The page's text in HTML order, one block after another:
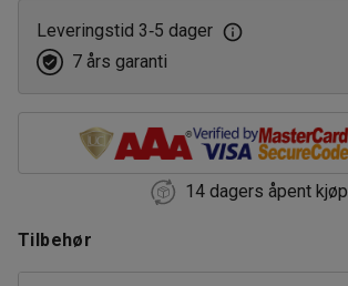
Leveringstid 3‑5 dager
7 års garanti
14 dagers åpent kjøp
Tilbehør